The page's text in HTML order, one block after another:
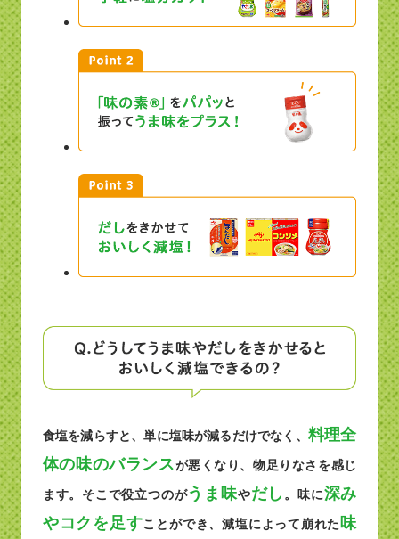
食塩を減らすと、単に塩味が減るだけでなく、 料理全
体の味のバランスが悪くなり、物足りなさを感じ
ます。そこで役立つのがうま味やだし 。味に深み
やコクを足すことができ、減塩によって崩れた味